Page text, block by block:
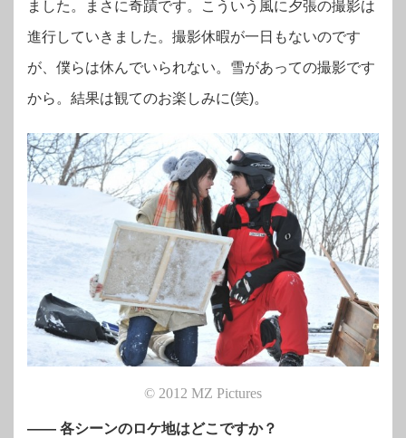
ました。まさに奇蹟です。こういう風に夕張の撮影は
進行していきました。撮影休暇が一日もないのです
が、僕らは休んでいられない。雪があっての撮影です
から。結果は観てのお楽しみに(笑)。
© 2012 MZ Pictures
―― 各シーンのロケ地はどこですか？